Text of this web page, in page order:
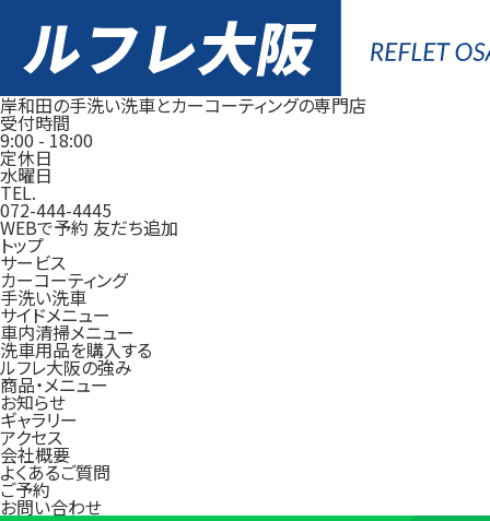
岸和田の手洗い洗車とカーコーティングの専門店
受付時間
9:00 -18:00
定休日
水曜日
TEL.
072-444-4445
WEBで予約 友だち追加
トップ
サービス
カーコーティング
手洗い洗車
サイドメニュー
車内清掃メニュー
洗車用品を購入する
ルフレ大阪の強み
商品・メニュー
お知らせ
ギャラリー
アクセス
会社概要
よくあるご質問
ご予約
お問い合わせ